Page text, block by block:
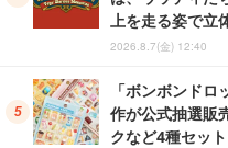
上を走る姿で立
2026.8.7(金) 12:40
「ボンボンド
作が公式抽選販
クなど4種セット